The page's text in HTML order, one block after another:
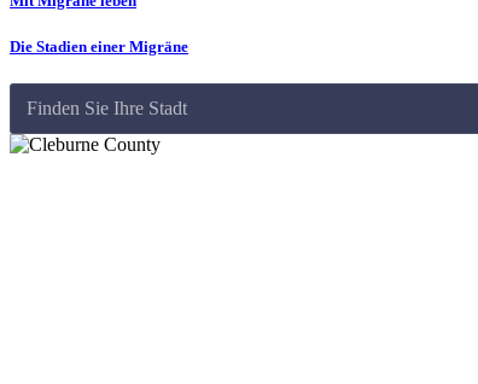
Die Stadien einer Migräne
Finden Sie Ihre Stadt